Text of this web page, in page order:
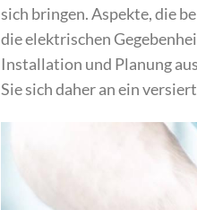
sich bringen. Aspekte, die
die elektrischen
Installation und Planung
Sie sich daher an ein